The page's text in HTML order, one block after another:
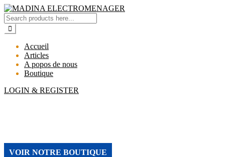
Accueil
Articles
A popos de nous
Boutique
LOGIN & REGISTER
VOIR NOTRE BOUTIQUE